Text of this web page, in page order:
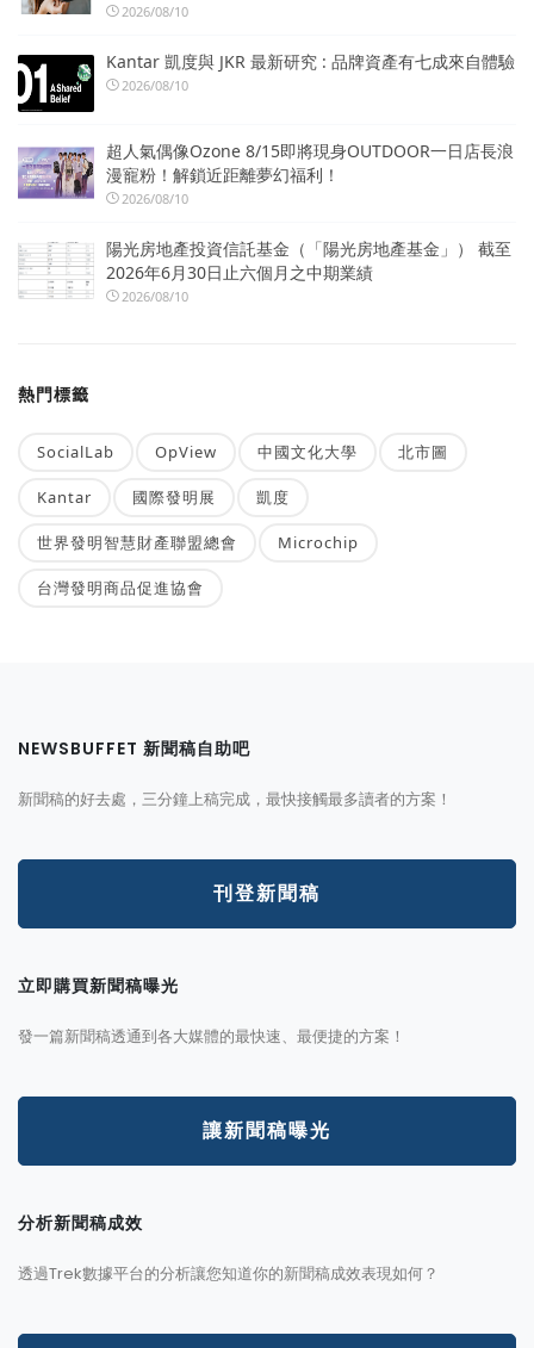
2026/08/10
Kantar 凱度與 JKR 最新研究 : 品牌資產有七成來自體驗
2026/08/10
超人氣偶像Ozone 8/15即將現身OUTDOOR一日店長浪
漫寵粉！解鎖近距離夢幻福利！
2026/08/10
陽光房地產投資信託基金（「陽光房地產基金」） 截至
2026年6月30日止六個月之中期業績
2026/08/10
熱門標籤
SocialLab OpView 中國文化大學 北市圖
Kantar 國際發明展 凱度
世界發明智慧財產聯盟總會 Microchip
台灣發明商品促進協會
NEWSBUFFET 新聞稿自助吧
新聞稿的好去處，三分鐘上稿完成，最快接觸最多讀者的方案！
刊登新聞稿
立即購買新聞稿曝光
發一篇新聞稿透通到各大媒體的最快速、最便捷的方案！
讓新聞稿曝光
分析新聞稿成效
透過Trek數據平台的分析讓您知道你的新聞稿成效表現如何？